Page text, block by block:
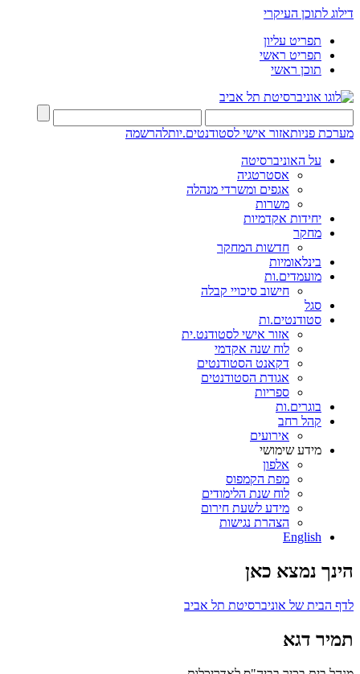
דילוג לתוכן העיקרי
תפריט עליון
תפריט ראשי
תוכן ראשי
מערכת פניותאזור אישי לסטודנטים.יותלהרשמה
על האוניברסיטה
אסטרטגיה
אגפים ומשרדי מנהלה
משרות
יחידות אקדמיות
מחקר
חדשות המחקר
בינלאומיות
מועמדים.ות
חישוב סיכויי קבלה
סגל
סטודנטים.ות
אזור אישי לסטודנט.ית
לוח שנה אקדמי
דקאנט הסטודנטים
אגודת הסטודנטים
ספריות
בוגרים.ות
קהל רחב
אירועים
מידע שימושי
אלפון
מפת הקמפוס
לוח שנת הלימודים
מידע לשעת חירום
הצהרת נגישות
English
הינך נמצא כאן
לדף הבית של אוניברסיטת תל אביב
תמיר דגא